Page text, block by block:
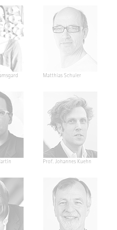
Matthias Schuler
Prof. Johannes Kuehn